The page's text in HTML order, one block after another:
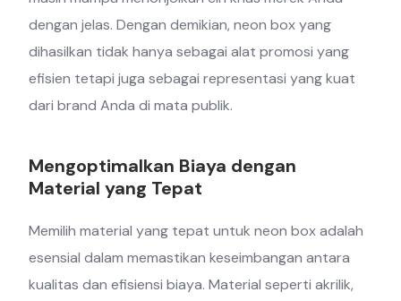
dengan jelas. Dengan demikian, neon box yang
dihasilkan tidak hanya sebagai alat promosi yang
efisien tetapi juga sebagai representasi yang kuat
dari brand Anda di mata publik.
Mengoptimalkan Biaya dengan
Material yang Tepat
Memilih material yang tepat untuk neon box adalah
esensial dalam memastikan keseimbangan antara
kualitas dan efisiensi biaya. Material seperti akrilik,